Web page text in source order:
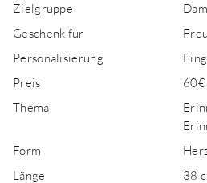
Zielgruppe
Geschenk für
Personalisierung
Preis
Thema
Form
Länge
38